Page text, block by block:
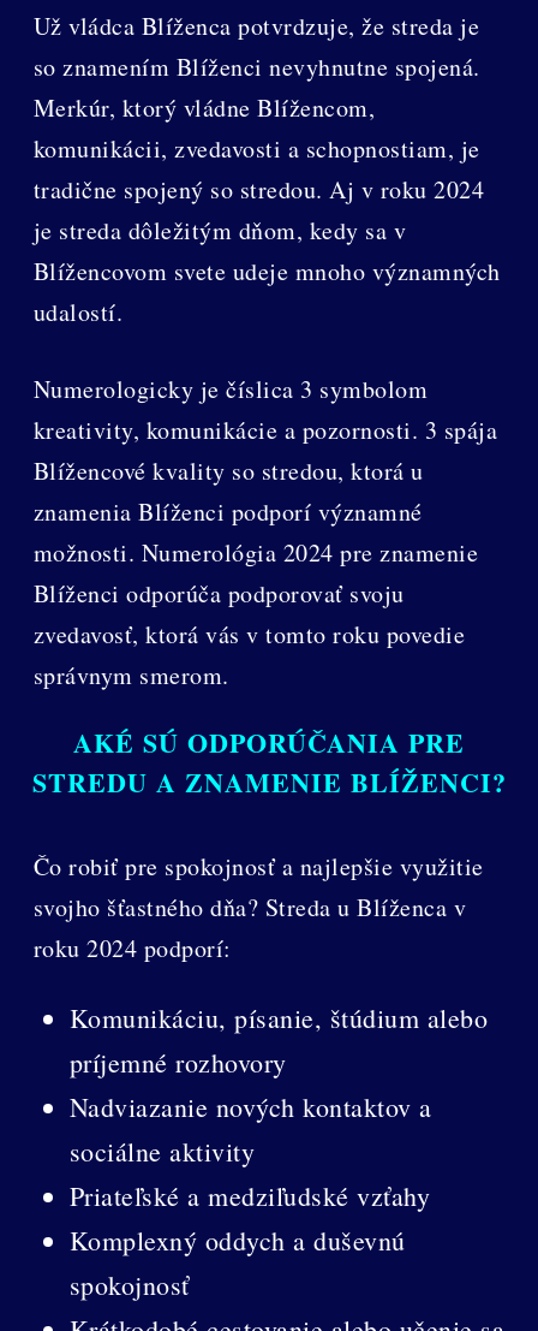
Už vládca Blíženca potvrdzuje, že streda je
so znamením Blíženci nevyhnutne spojená.
Merkúr, ktorý vládne Blížencom,
komunikácii, zvedavosti a schopnostiam, je
tradične spojený so stredou. Aj v roku 2024
je streda dôležitým dňom, kedy sa v
Blížencovom svete udeje mnoho významných
udalostí.
Numerologicky je číslica 3 symbolom
kreativity, komunikácie a pozornosti. 3 spája
Blížencové kvality so stredou, ktorá u
znamenia Blíženci podporí významné
možnosti. Numerológia 2024 pre znamenie
Blíženci odporúča podporovať svoju
zvedavosť, ktorá vás v tomto roku povedie
správnym smerom.
AKÉ SÚ ODPORÚČANIA PRE
STREDU A ZNAMENIE BLÍŽENCI?
Čo robiť pre spokojnosť a najlepšie využitie
svojho šťastného dňa? Streda u Blíženca v
roku 2024 podporí:
Komunikáciu, písanie, štúdium alebo
príjemné rozhovory
Nadviazanie nových kontaktov a
sociálne aktivity
Priateľské a medziľudské vzťahy
Komplexný oddych a duševnú
spokojnosť